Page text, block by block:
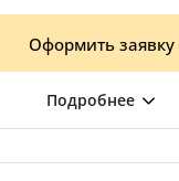
Оформить заявку